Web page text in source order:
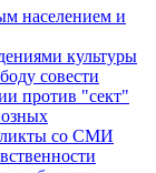
населением и
культуры
совести
против "сект"
со СМИ